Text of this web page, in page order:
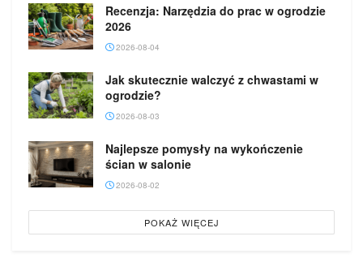
Recenzja: Narzędzia do prac w ogrodzie
2026
2026-08-04
Jak skutecznie walczyć z chwastami w
ogrodzie?
2026-08-03
Najlepsze pomysły na wykończenie
ścian w salonie
2026-08-02
POKAŻ WIĘCEJ